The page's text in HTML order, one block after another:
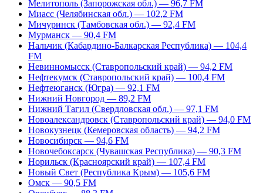
Мелитополь (Запорожская обл.) — 96,7 FM
Миасс (Челябинская обл.) — 102,2 FM
Мичуринск (Тамбовская обл.) — 92,4 FM
Мурманск — 90,4 FM
Нальчик (Кабардино-Балкарская Республика) — 104,4
FM
Невинномысск (Ставропольский край) — 94,2 FM
Нефтекумск (Ставропольский край) — 100,4 FM
Нефтеюганск (Югра) — 92,1 FM
Нижний Новгород — 89,2 FM
Нижний Тагил (Свердловская обл.) — 97,1 FM
Новоалександровск (Ставропольский край) — 94,0 FM
Новокузнецк (Кемеровская область) — 94,2 FM
Новосибирск — 94,6 FM
Новочебоксарск (Чувашская Республика) — 90,3 FM
Норильск (Красноярский край) — 107,4 FM
Новый Свет (Республика Крым) — 105,6 FM
Омск — 90,5 FM